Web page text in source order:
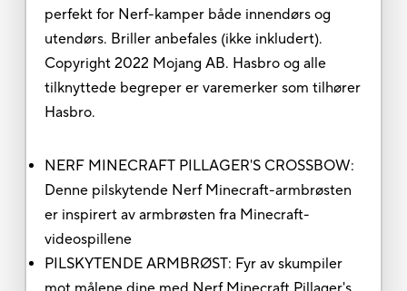
perfekt for Nerf-kamper både innendørs og
utendørs. Briller anbefales (ikke inkludert).
Copyright 2022 Mojang AB. Hasbro og alle
tilknyttede begreper er varemerker som tilhører
Hasbro.
NERF MINECRAFT PILLAGER'S CROSSBOW:
Denne pilskytende Nerf Minecraft-armbrøsten
er inspirert av armbrøsten fra Minecraft-
videospillene
PILSKYTENDE ARMBRØST: Fyr av skumpiler